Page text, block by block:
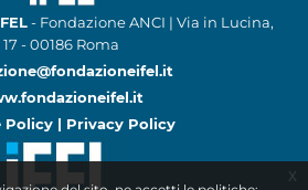
x
- Fondazione ANCI | Via in Lucina,
17 - 00186 Roma
Policy | Privacy Policy